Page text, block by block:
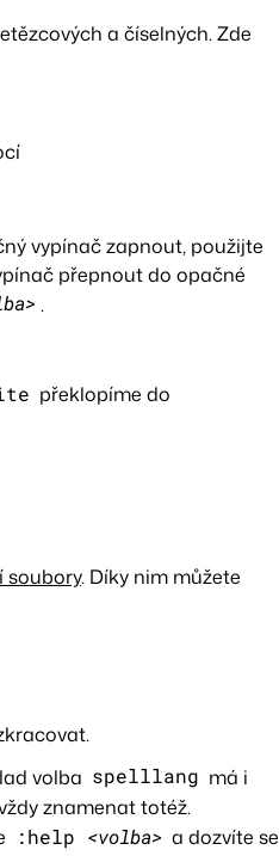
a číselných. Zde
vypínač zapnout, použijte
přepnout do opačné
.
překlopíme do
soubory. Díky nim můžete
volba spelllang má i
znamenat totéž.
:help <volba> a dozvíte se